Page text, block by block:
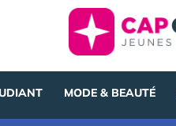
MODE & BEAUTÉ